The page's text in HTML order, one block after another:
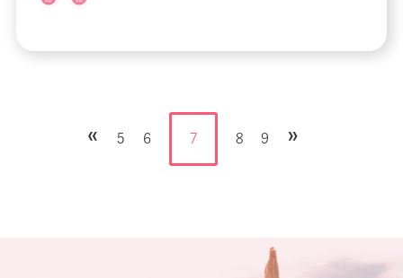
« 5 6 7 8 9 »